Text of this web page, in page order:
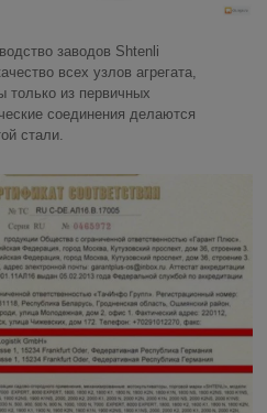
заводов Shtenli
всех узлов агрегата,
только из первичных
соединения делаются
стали.